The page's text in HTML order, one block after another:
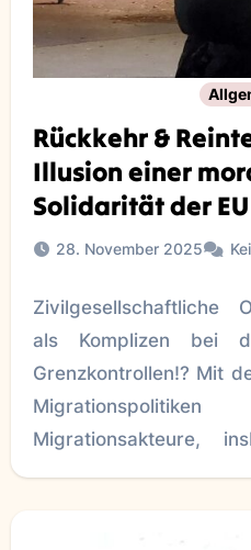
Rückkehr &
Illusion einer
Solidarität der EU
28. November 2025
Zivilgesellschaftliche
als Komplizen bei
Grenzkontrollen!? Mit
Migrationsakteure,
Herkunftsländern